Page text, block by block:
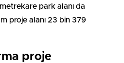
park alanı da
proje alanı 23 bin 379
proje